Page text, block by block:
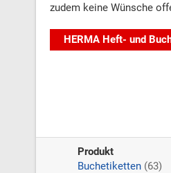
zudem keine Wünsche
HERMA Heft- und
Produkt
Buchetiketten (63)